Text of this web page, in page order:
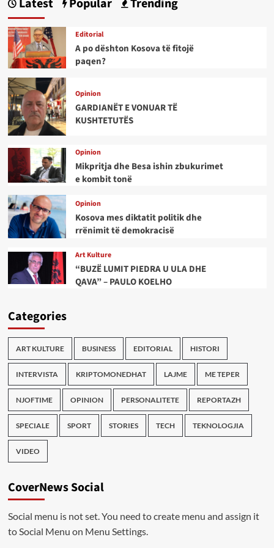
Latest Popular Trending
Editorial
A po dështon Kosova të fitojë
paqen?
Opinion
GARDIANËT E VONUAR TË
KUSHTETUTËS
Opinion
Mikpritja dhe Besa ishin zbukurimet
e kombit tonë
Opinion
Kosova mes diktatit politik dhe
rrënimit të demokracisë
Art Kulture
“BUZË LUMIT PIEDRA U ULA DHE
QAVA” – PAULO KOELHO
Categories
ART KULTURE BUSINESS EDITORIAL HISTORI
INTERVISTA KRIPTOMONEDHAT LAJME ME TEPER
NJOFTIME OPINION PERSONALITETE REPORTAZH
SPECIALE SPORT STORIES TECH TEKNOLOGJIA
VIDEO
CoverNews Social
Social menu is not set. You need to create menu and assign it
to Social Menu on Menu Settings.